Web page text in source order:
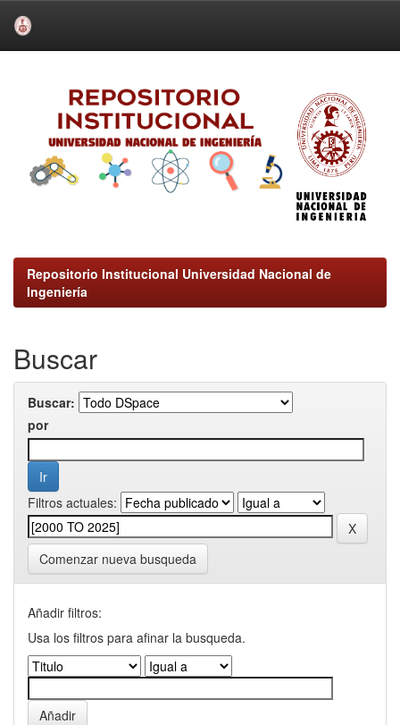
Repositorio Institucional Universidad Nacional de
Ingeniería
Buscar
Buscar:
por
Filtros actuales:
Comenzar nueva busqueda
Añadir filtros:
Usa los filtros para afinar la busqueda.